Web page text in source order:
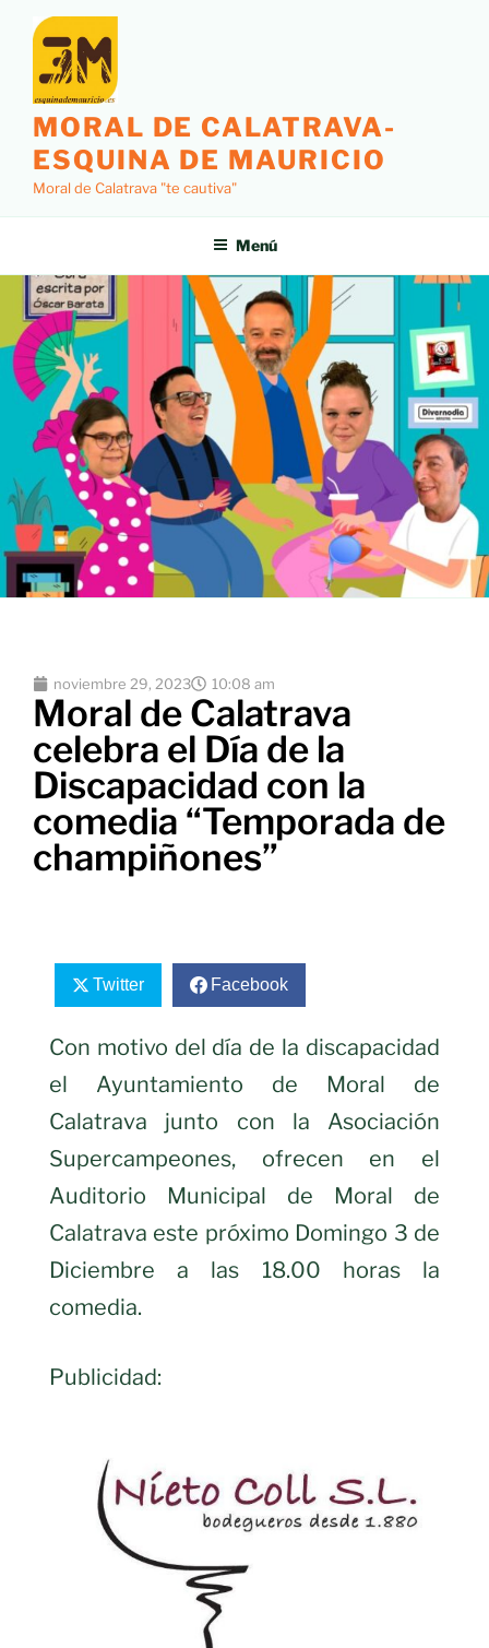
MORAL DE CALATRAVA-
ESQUINA DE MAURICIO
Moral de Calatrava "te cautiva"
Menú
noviembre 29, 2023 10:08 am
Moral de Calatrava
celebra el Día de la
Discapacidad con la
comedia “Temporada de
champiñones”
Twitter Facebook
Con motivo del día de la discapacidad
el Ayuntamiento de Moral de
Calatrava junto con la Asociación
Supercampeones, ofrecen en el
Auditorio Municipal de Moral de
Calatrava este próximo Domingo 3 de
Diciembre a las 18.00 horas la
comedia.
Publicidad: